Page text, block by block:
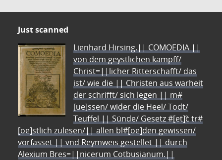
Just scanned
Lienhard Hirsing.|| COMOEDIA ||
von dem geystlichen kampff/
Christ=||licher Ritterschafft/ das
ist/ wie die || Christen aus warheit
der schrifft/ sich legen || m#
[ue]ssen/ wider die Heel/ Todt/
Teuffel || Sünde/ Gesetz #[et]c̃ tr#
[oe]stlich zulesen/|| allen bl#[oe]den gewissen/
vorfasset || vnd Reymweis gestellet || durch
Alexium Bres=||nicerum Cotbusianum.||